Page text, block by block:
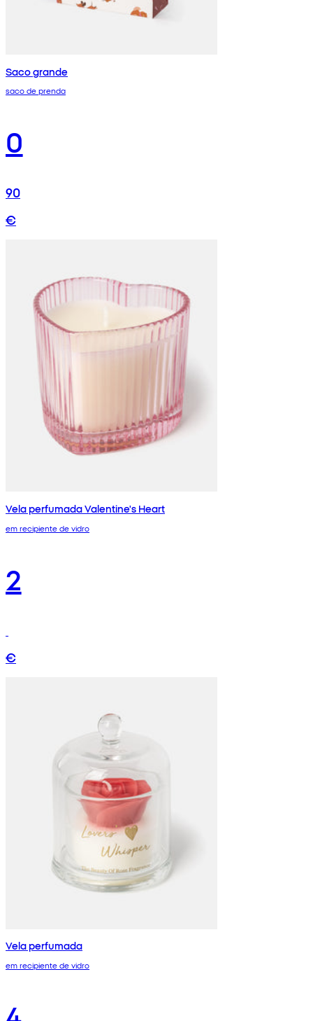
Saco grande
saco de prenda
0
90
€
Vela perfumada Valentine's Heart
em recipiente de vidro
2
€
Vela perfumada
em recipiente de vidro